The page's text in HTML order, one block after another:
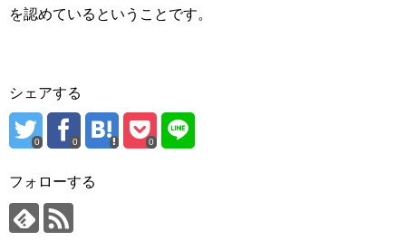
を認めているということです。
シェアする
0 0 0
フォローする